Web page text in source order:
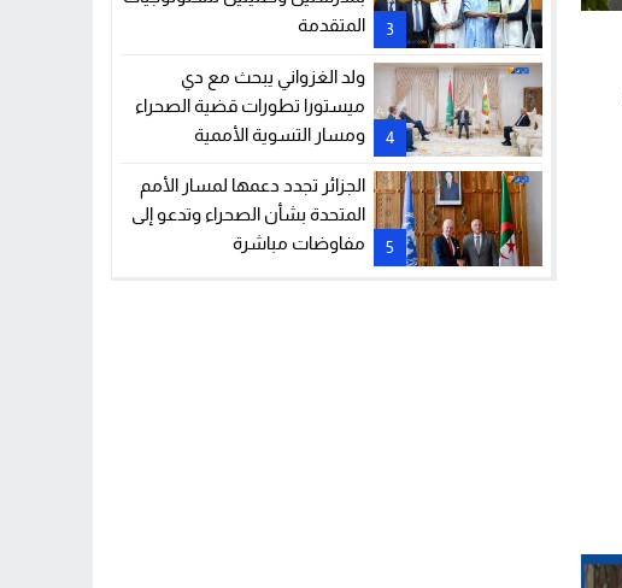
3
المتقدمة
4
ولد الغزواني يبحث مع دي
ميستورا تطورات قضية الصحراء
ومسار التسوية الأممية
5
الجزائر تجدد دعمها لمسار الأمم
المتحدة بشأن الصحراء وتدعو إلى
مفاوضات مباشرة